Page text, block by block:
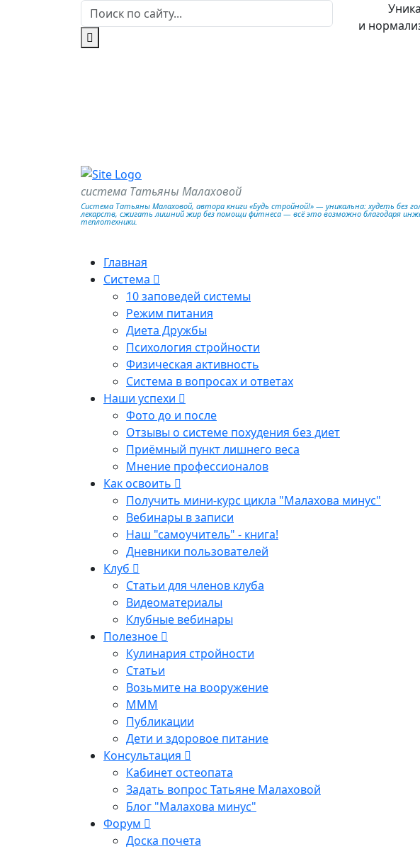
и
система Татьяны Малаховой
Система Татьяны Малаховой, автора книги «Будь стройной!» — уникальна: худеть без
лекарств, сжигать лишний жир без помощи фитнеса — всё это возможно благодаря
теплотехники.
Главная
Система
10 заповедей системы
Режим питания
Диета Дружбы
Психология стройности
Физическая активность
Система в вопросах и ответах
Наши успехи
Фото до и после
Отзывы о системе похудения без диет
Приёмный пункт лишнего веса
Мнение профессионалов
Как освоить
Получить мини-курс цикла "Малахова минус"
Вебинары в записи
Наш "самоучитель" - книга!
Дневники пользователей
Клуб
Статьи для членов клуба
Видеоматериалы
Клубные вебинары
Полезное
Кулинария стройности
Статьи
Возьмите на вооружение
МММ
Публикации
Дети и здоровое питание
Консультация
Кабинет остеопата
Задать вопрос Татьяне Малаховой
Блог "Малахова минус"
Форум
Доска почета